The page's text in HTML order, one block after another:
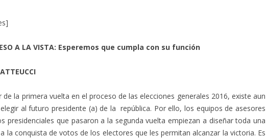
A LA VISTA: Esperemos que cumpla con su función
de la primera vuelta en el proceso de las elecciones generales 2016, existe aun
al futuro presidente (a) de la república. Por ello, los equipos de asesores
presidenciales que pasaron a la segunda vuelta empiezan a diseñar toda una
la conquista de votos de los electores que les permitan alcanzar la victoria. Es